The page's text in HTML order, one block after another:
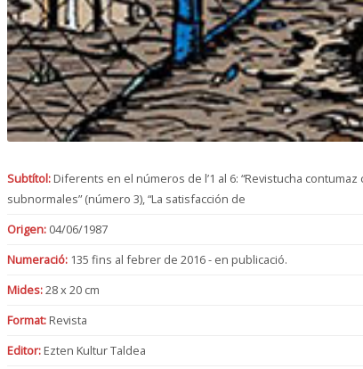
Subtítol: Diferents en el números de l’1 al 6: “Revistucha
subnormales” (número 3), “La satisfacción de
Origen: 04/06/1987
Numeració: 135 fins al febrer de 2016 - en publicació.
Mides:28 x 20 cm
Format: Revista
Editor: Ezten Kultur Taldea